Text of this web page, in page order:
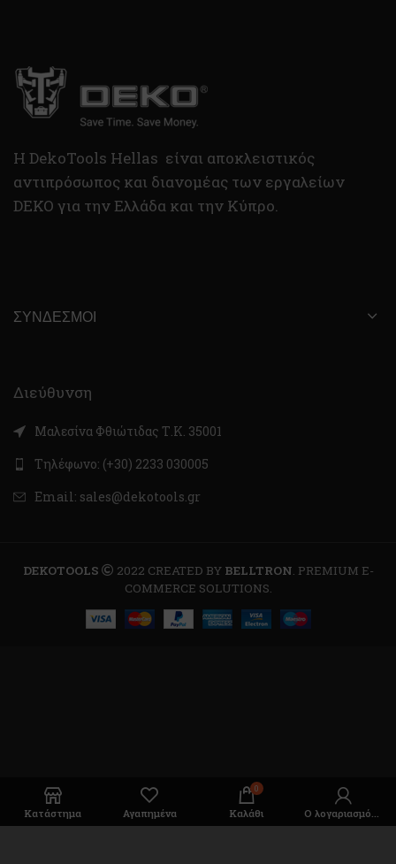
H DekoTools Hellas είναι αποκλειστικός
αντιπρόσωπος και διανομέας των εργαλείων
DEKO για την Ελλάδα και την Κύπρο.
ΣΎΝΔΕΣΜΟΙ
Διεύθυνση
Μαλεσίνα Φθιώτιδας Τ.Κ. 35001
Τηλέφωνο: (+30) 2233 030005
Email: sales@dekotools.gr
DEKOTOOLS 2022 CREATED BY BELLTRON . PREMIUM E-
COMMERCE SOLUTIONS.
Κατάστημα Αγαπημένα
0
Καλάθι Ο λογαριασμός μου